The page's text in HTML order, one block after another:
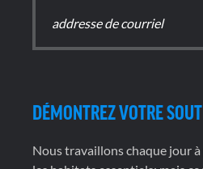
DÉMONTREZ VOTRE
Nous travaillons chaque jour